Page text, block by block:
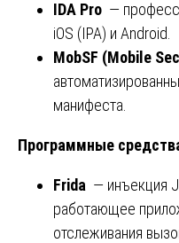
IDA Pro —
iOS (IPA) и Android.
MobSF (Mobile
манифеста.
Программные
Frida — инъекция
работающее
отслеживания